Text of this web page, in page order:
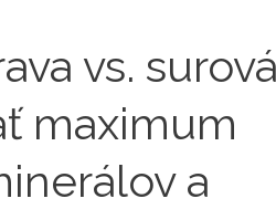
vs.
maximum
a